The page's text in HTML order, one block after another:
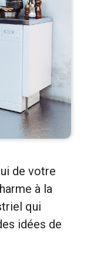
de votre
à la
qui
idées de